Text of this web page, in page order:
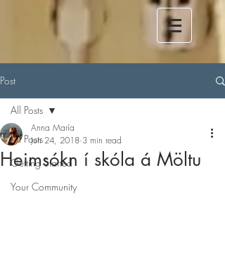
Post
All Posts
Getting Started
Your Community
All Posts
Heimsókn í skóla á Möltu
Anna María
Jun 24, 2018 3 min read